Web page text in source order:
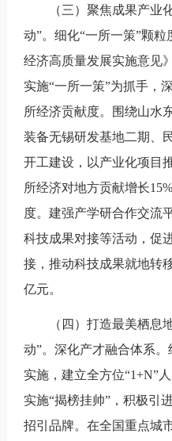
（三）聚焦成果产业
动”。细化“一所一策”颗
经济高质量发展实施意见
实施“一所一策”为抓手，
所经济贡献度。围绕山水
装备无锡研发基地二期、
开工建设，以产业化项目
所经济对地方贡献增长
度。建强产学研合作交流
科技成果对接等活动，促
接，推动科技成果就地转
亿元。
（四）打造最美栖息
动”。深化产才融合体系。
实施，建立全方位“1+N”
实施“揭榜挂帅”，积极引
招引品牌。在全国重点城